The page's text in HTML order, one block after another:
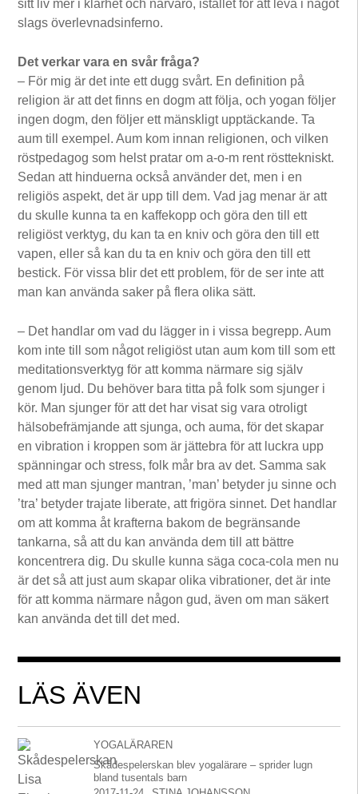
sitt liv mer i klarhet och närvaro, istället för att leva i något
slags överlevnadsinferno.
Det verkar vara en svår fråga?
– För mig är det inte ett dugg svårt. En definition på
religion är att det finns en dogm att följa, och yogan följer
ingen dogm, den följer ett mänskligt upptäckande. Ta
aum till exempel. Aum kom innan religionen, och vilken
röstpedagog som helst pratar om a-o-m rent rösttekniskt.
Sedan att hinduerna också använder det, men i en
religiös aspekt, det är upp till dem. Vad jag menar är att
du skulle kunna ta en kaffekopp och göra den till ett
religiöst verktyg, du kan ta en kniv och göra den till ett
vapen, eller så kan du ta en kniv och göra den till ett
bestick. För vissa blir det ett problem, för de ser inte att
man kan använda saker på flera olika sätt.
– Det handlar om vad du lägger in i vissa begrepp. Aum
kom inte till som något religiöst utan aum kom till som ett
meditationsverktyg för att komma närmare sig själv
genom ljud. Du behöver bara titta på folk som sjunger i
kör. Man sjunger för att det har visat sig vara otroligt
hälsobefrämjande att sjunga, och auma, för det skapar
en vibration i kroppen som är jättebra för att luckra upp
spänningar och stress, folk mår bra av det. Samma sak
med att man sjunger mantran, ’man’ betyder ju sinne och
’tra’ betyder trajate liberate, att frigöra sinnet. Det handlar
om att komma åt krafterna bakom de begränsande
tankarna, så att du kan använda dem till att bättre
koncentrera dig. Du skulle kunna säga coca-cola men nu
är det så att just aum skapar olika vibrationer, det är inte
för att komma närmare någon gud, även om man säkert
kan använda det till det med.
LÄS ÄVEN
YOGALÄRAREN
Skådespelerskan blev yogalärare – sprider lugn
bland tusentals barn